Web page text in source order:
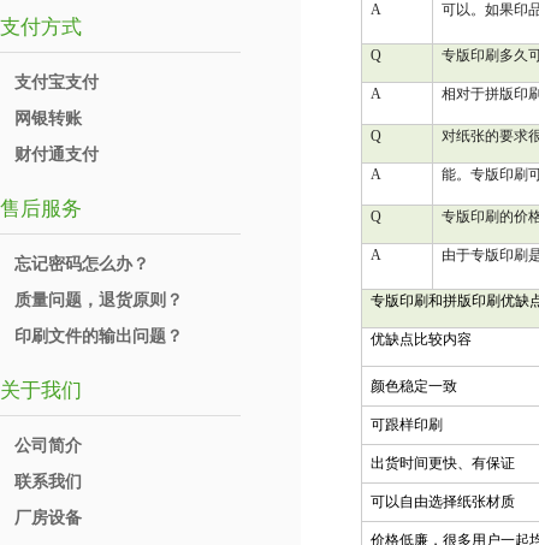
支付方式
支付宝支付
网银转账
财付通支付
售后服务
忘记密码怎么办？
质量问题，退货原则？
印刷文件的输出问题？
关于我们
公司简介
联系我们
厂房设备
A 可以。如果印
Q 专版印刷多久
A 相对于拼版印
Q 对纸张的要求
A 能。专版印刷
Q 专版印刷的价
A 由于专版印刷
专版印刷和拼版印刷优缺
优缺点比较内容
颜色稳定一致
可跟样印刷
出货时间更快、有保证
可以自由选择纸张材质
价格低廉，很多用户一起